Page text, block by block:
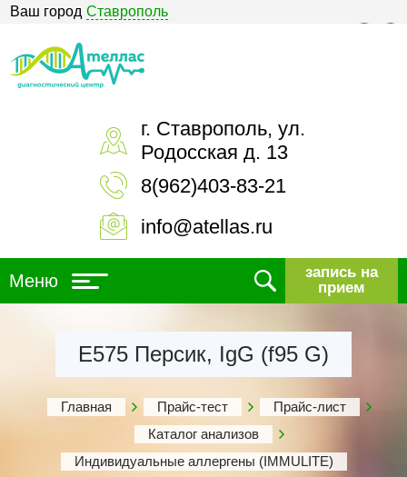
Ваш город Ставрополь
г. Ставрополь, ул.
Родосская д. 13
8(962)403-83-21
info@atellas.ru
Меню
запись на
прием
Е575 Персик, IgG (f95 G)
Главная Прайс-тест
Прайс-лист
Каталог анализов
Индивидуальные аллергены (IMMULITE)